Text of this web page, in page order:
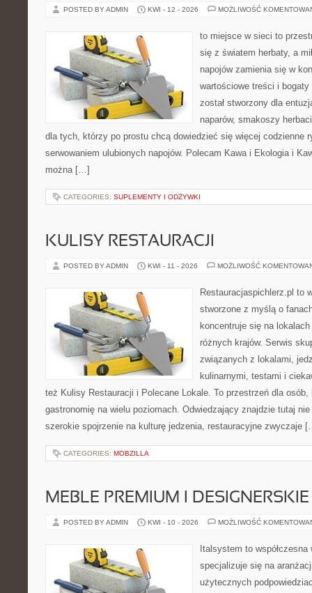
POSTED BY ADMIN KWI - 12 - 2026 MOŻLIWOŚĆ
to miejsce w sieci to
się z światem herbaty, a
napojów zamienia się w
wartościowe treści i
został stworzony dla
naparów, smakoszy
dla tych, którzy po prostu chcą dowiedzieć się więcej codzienne
serwowaniem ulubionych napojów. Polecam Kawa i Ekologia i
można […]
CATEGORIES: SUPLEMENTY I ODŻYWKI
KULISY RESTAURACJI
POSTED BY ADMIN KWI - 11 - 2026 MOŻLIWOŚĆ
Restauracjaspichlerz.pl to
stworzone z myślą o
koncentruje się na
różnych krajów. Serwis
związanych z lokalami,
kulinarnymi, testami i
też Kulisy Restauracji i Polecane Lokale. To przestrzeń dla
gastronomię na wielu poziomach. Odwiedzający znajdzie tutaj
szerokie spojrzenie na kulturę jedzenia, restauracyjne zwyczaje
CATEGORIES: MOBZILLA
MEBLE PREMIUM I DESIGNERSKIE
POSTED BY ADMIN KWI - 10 - 2026 MOŻLIWOŚĆ
Italsystem to
specjalizuje się na
użytecznych